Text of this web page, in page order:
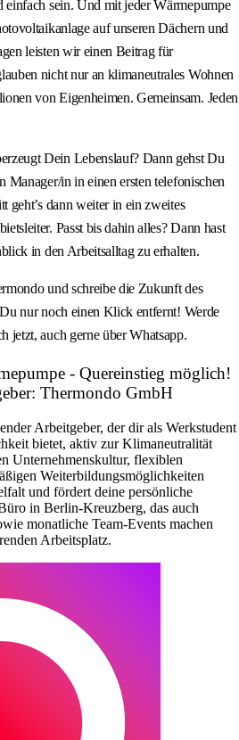
sein. Und mit jeder Wärmepumpe
auf unseren Dächern und
leisten wir einen Beitrag für
nicht nur an klimaneutrales Wohnen
von Eigenheimen. Gemeinsam. Jeden
Dein Lebenslauf? Dann gehst Du
Manager/in in einen ersten telefonischen
geht’s dann weiter in ein zweites
Passt bis dahin alles? Dann hast
in den Arbeitsalltag zu erhalten.
und schreibe die Zukunft des
nur noch einen Klick entfernt! Werde
jetzt, auch gerne über Whatsapp.
- Quereinstieg möglich!
Thermondo GmbH
Arbeitgeber, der dir als Werkstudent
bietet, aktiv zur Klimaneutralität
Unternehmenskultur, flexiblen
Weiterbildungsmöglichkeiten
und fördert deine persönliche
in Berlin-Kreuzberg, das auch
monatliche Team-Events machen
Arbeitsplatz.